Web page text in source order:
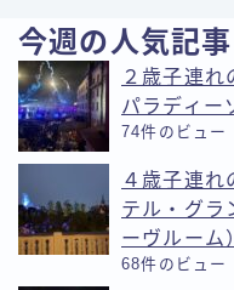
今週の人気記事
２歳子連れ
パラディー
74件のビュー
４歳子連れ
テル・グラ
ーヴルーム
68件のビュー